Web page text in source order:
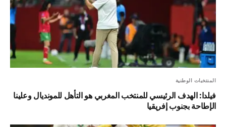
المنتخبات الوطنية
فيلدا: الهدف الرئيسي للمنتخب المغربي هو التأهل للمونديال وعلينا
الإطاحة بجنوب إفريقيا